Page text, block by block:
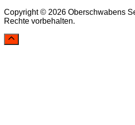
Copyright © 2026 Oberschwabens
Rechte vorbehalten.